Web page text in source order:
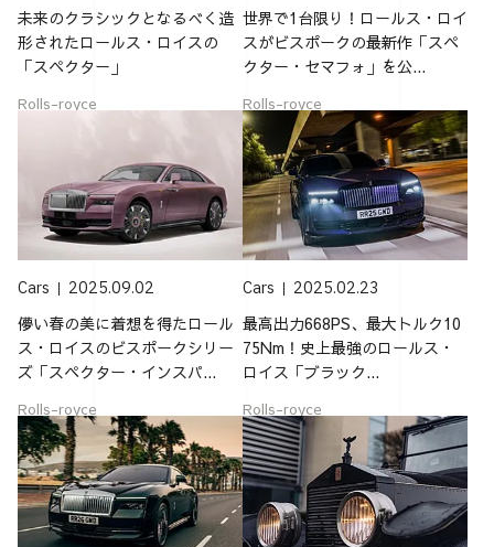
未来のクラシックとなるべく造
形されたロールス・ロイスの
「スペクター」
Rolls-royce
世界で1台限り！ロールス・ロイ
スがビスポークの最新作「スペ
クター・セマフォ」を公...
Rolls-royce
Cars 2025.09.02
儚い春の美に着想を得たロール
ス・ロイスのビスポークシリー
ズ「スペクター・インスパ...
Rolls-royce
Cars 2025.02.23
最高出力668PS、最大トルク10
75Nm！史上最強のロールス・
ロイス「ブラック...
Rolls-royce